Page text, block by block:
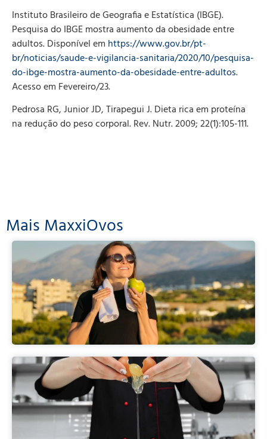
Instituto Brasileiro de Geografia e Estatística (IBGE).
Pesquisa do IBGE mostra aumento da obesidade entre
adultos. Disponível em https://www.gov.br/pt-
br/noticias/saude-e-vigilancia-sanitaria/2020/10/pesquisa-
do-ibge-mostra-aumento-da-obesidade-entre-adultos.
Acesso em Fevereiro/23.
Pedrosa RG, Junior JD, Tirapegui J. Dieta rica em proteína
na redução do peso corporal. Rev. Nutr. 2009; 22(1):105-111.
Mais MaxxiOvos